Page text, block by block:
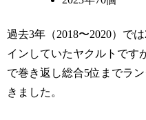
過去3年（2018〜2020）で
インしていたヤクルトです
で巻き返し総合5位までラ
きました。